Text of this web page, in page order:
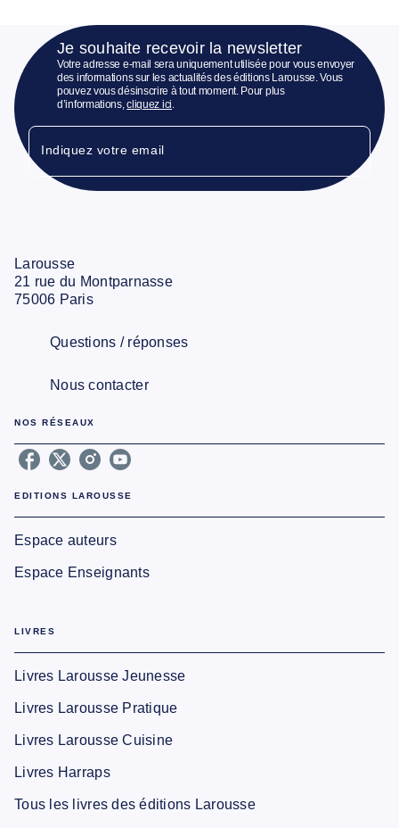
Je souhaite recevoir la newsletter
Votre adresse e-mail sera uniquement utilisée pour vous envoyer
des informations sur les actualités des éditions Larousse. Vous
pouvez vous désinscrire à tout moment. Pour plus
d’informations,cliquez ici.
Indiquez votre email
Larousse
21 rue du Montparnasse
75006 Paris
Questions / réponses
Nous contacter
NOS RÉSEAUX
EDITIONS LAROUSSE
Espace auteurs
Espace Enseignants
LIVRES
Livres Larousse Jeunesse
Livres Larousse Pratique
Livres Larousse Cuisine
Livres Harraps
Tous les livres des éditions Larousse